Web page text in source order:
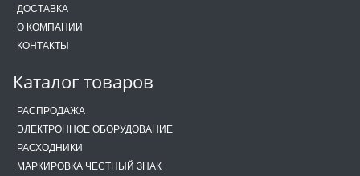
ДОСТАВКА
О КОМПАНИИ
КОНТАКТЫ
Каталог товаров
РАСПРОДАЖА
ЭЛЕКТРОННОЕ ОБОРУДОВАНИЕ
РАСХОДНИКИ
МАРКИРОВКА ЧЕСТНЫЙ ЗНАК